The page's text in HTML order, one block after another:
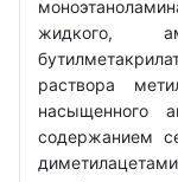
жидкого,
раствора
содержанием